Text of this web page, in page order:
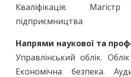
Кваліфікація:
підприємництва
Напрями наукової та
Управлінський облік.
Економічна безпека.